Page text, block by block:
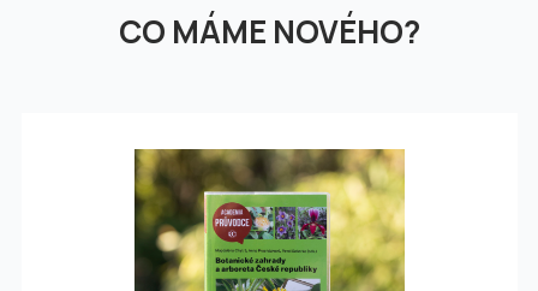
CO MÁME NOVÉHO?